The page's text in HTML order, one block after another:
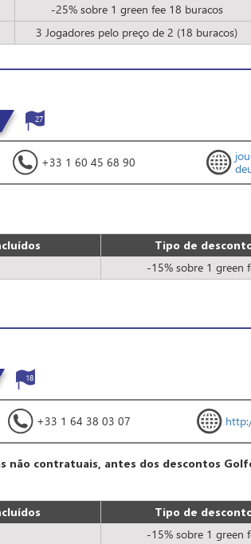
-25% sobre 1 green fee 18 buracos
3 Jogadores pelo preço de 2 (18 buracos)
27
+33 1 60 45 68 90
Tipo de
-15% sobre 1 green
18
+33 1 64 38 03 07
não contratuais, antes dos descontos
Tipo de
-15% sobre 1 green